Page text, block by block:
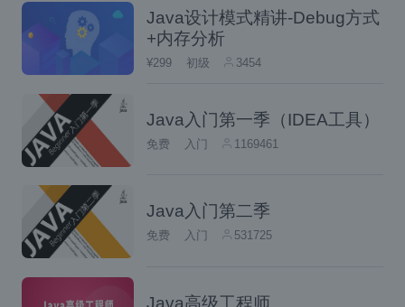
象然后去执行。
最终打印结果如下：
1.2 基于 CGLIB 的 AOP
如果被代理的对象没有接口，那么可以通过基
于 CGLIB 的动态代理来生成代理对象。
假设我有如下类：
Java设计模式精讲-Debug方式
+内存分析
¥299 初级 3454
Java入门第一季（IDEA工具）
免费 入门 1169461
Java入门第二季
免费 入门 531725
Java高级工程师